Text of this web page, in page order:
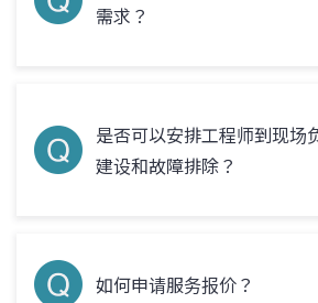
需求？
是否可以安排工程师到现场
建设和故障排除？
如何申请服务报价？